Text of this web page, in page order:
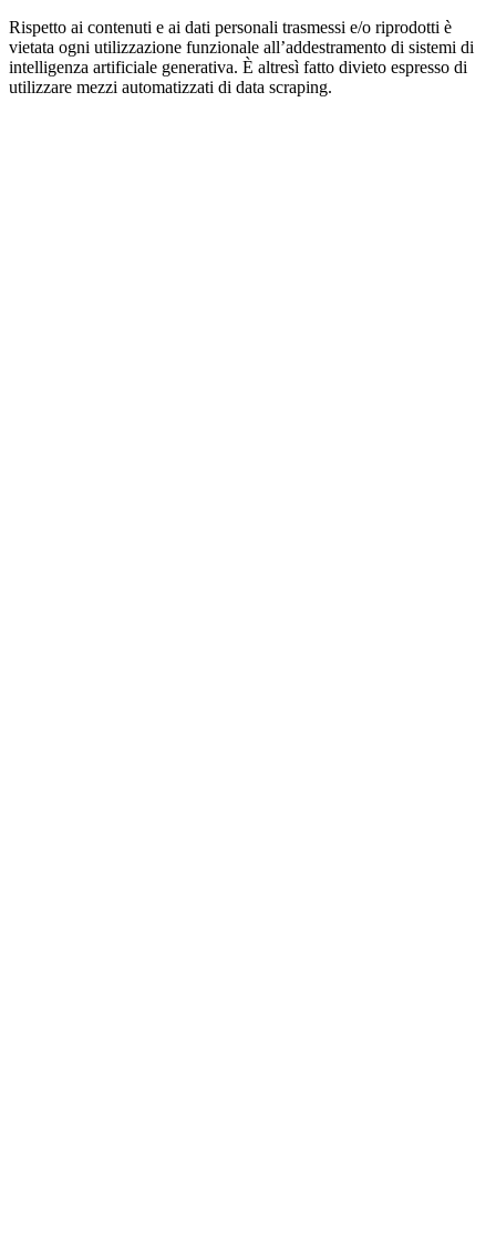
Rispetto ai contenuti e ai dati personali trasmessi e/o riprodotti è
vietata ogni utilizzazione funzionale all’addestramento di sistemi di
intelligenza artificiale generativa. È altresì fatto divieto espresso di
utilizzare mezzi automatizzati di data scraping.